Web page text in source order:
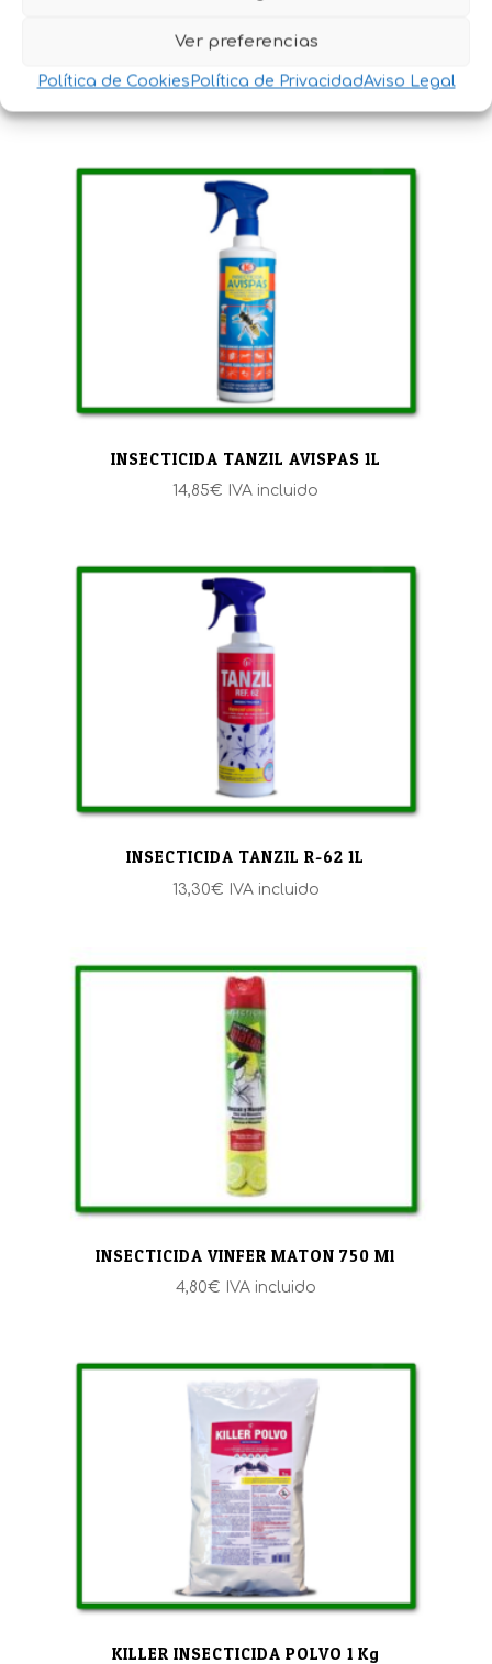
Ver preferencias
Política de Cookies Política de PrivacidadAviso Legal
5,35€ IVA incluido
INSECTICIDA TANZIL AVISPAS 1L
14,85€ IVA incluido
INSECTICIDA TANZIL R-62 1L
13,30€ IVA incluido
INSECTICIDA VINFER MATON 750 Ml
4,80€ IVA incluido
KILLER INSECTICIDA POLVO 1 Kg